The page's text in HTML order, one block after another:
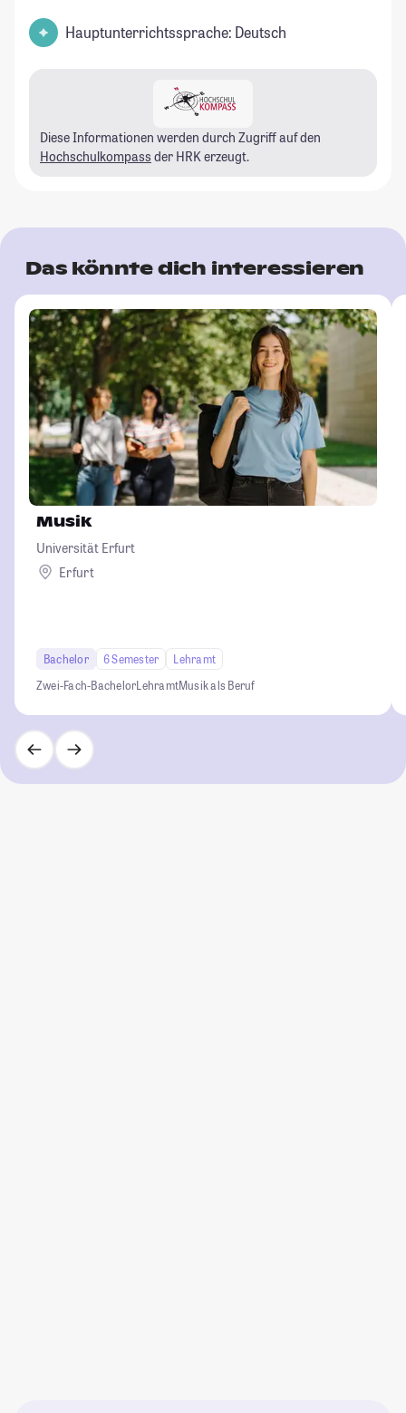
Hauptunterrichtssprache: Deutsch
Diese Informationen werden durch Zugriff auf den
Hochschulkompass der HRK erzeugt.
Das könnte dich interessieren
Musik
Universität Erfurt
Erfurt
Bachelor 6 Semester
Lehramt
Zwei-Fach-BachelorLehramtMusik als Beruf